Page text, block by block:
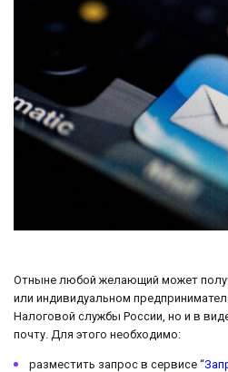
Отныне любой желающий может
или индивидуальном
Налоговой службы России, но и в
почту. Для этого необходимо:
разместить запрос в сервисе “